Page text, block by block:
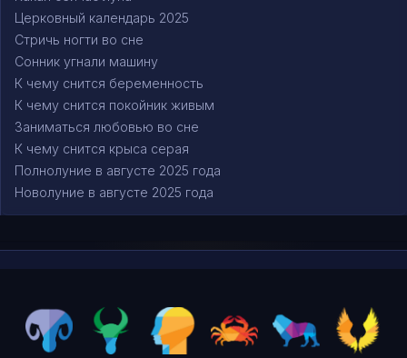
Церковный календарь 2025
Стричь ногти во сне
Сонник угнали машину
К чему снится беременность
К чему снится покойник живым
Заниматься любовью во сне
К чему снится крыса серая
Полнолуние в августе 2025 года
Новолуние в августе 2025 года